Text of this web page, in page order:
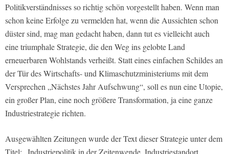
Politikverständnisses so richtig schön vorgestellt haben. Wenn man
schon keine Erfolge zu vermelden hat, wenn die Aussichten schon
düster sind, mag man gedacht haben, dann tut es vielleicht auch
eine triumphale Strategie, die den Weg ins gelobte Land
erneuerbaren Wohlstands verheißt. Statt eines einfachen Schildes an
der Tür des Wirtschafts- und Klimaschutzministeriums mit dem
Versprechen „Nächstes Jahr Aufschwung“, soll es nun eine Utopie,
ein großer Plan, eine noch größere Transformation, ja eine ganze
Industriestrategie richten.
Ausgewählten Zeitungen wurde der Text dieser Strategie unter dem